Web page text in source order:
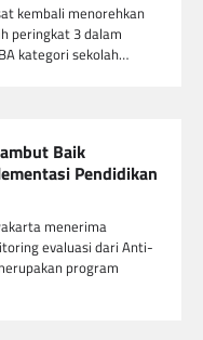
kembali menorehkan
peringkat 3 dalam
kategori sekolah…
Baik
Pendidikan
menerima
evaluasi dari Anti-
program